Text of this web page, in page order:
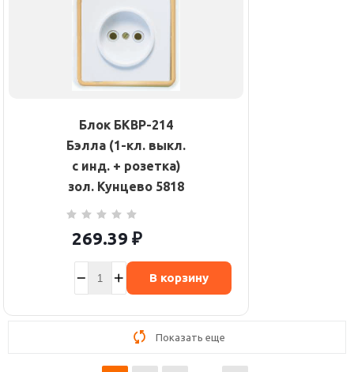
Блок БКВР-214
Бэлла (1-кл. выкл.
с инд. + розетка)
зол. Кунцево 5818
269.39 ₽
В корзину
Показать еще